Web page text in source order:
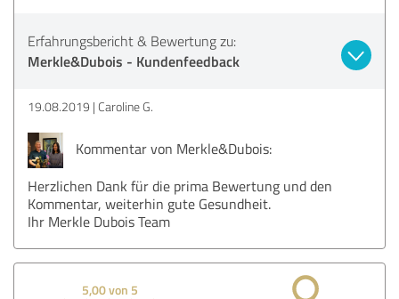
Erfahrungsbericht & Bewertung zu:
Merkle&Dubois - Kundenfeedback
19.08.2019 Caroline G.
Kommentar von Merkle&Dubois:
Herzlichen Dank für die prima Bewertung und den
Kommentar, weiterhin gute Gesundheit.
Ihr Merkle Dubois Team
5,00 von 5